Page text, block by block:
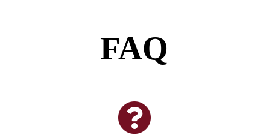
FAQ
